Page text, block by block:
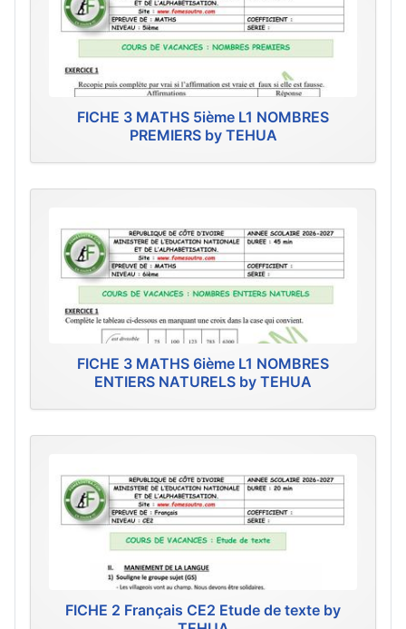
FICHE 3 MATHS 5ième L1 NOMBRES
PREMIERS by TEHUA
FICHE 3 MATHS 6ième L1 NOMBRES
ENTIERS NATURELS by TEHUA
FICHE 2 Français CE2 Etude de texte by